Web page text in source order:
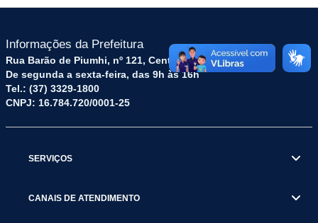
Informações da Prefeitura
Rua Barão de Piumhi, nº 121, Centro – CEP: 35570-128
De segunda a sexta-feira, das 9h às 16h
Tel.: (37) 3329-1800
CNPJ: 16.784.720/0001-25
SERVIÇOS
CANAIS DE ATENDIMENTO